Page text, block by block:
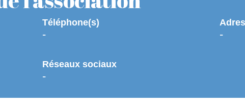
Téléphone(s)
- -
Réseaux sociaux
-